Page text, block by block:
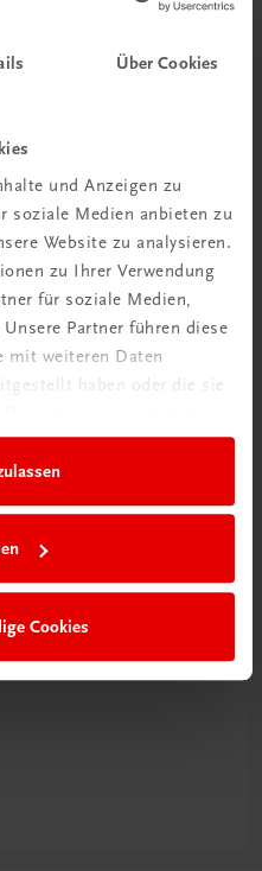
Über Cookies
und Anzeigen zu
soziale Medien anbieten zu
Website zu analysieren.
zu Ihrer Verwendung
für soziale Medien,
Partner führen diese
mit weiteren Daten
haben oder die sie
Cookies